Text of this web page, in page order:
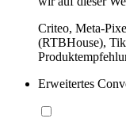
Criteo, Meta-
(RTBHouse),
Erweitertes